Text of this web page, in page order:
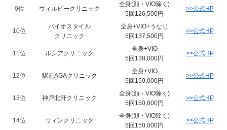
9位 ウィルビークリニック
全身(顔・VIO除く)
5回126,500円
>>公式HP
10位
バイオスタイル
クリニック
全身+VIO+うなじ
5回137,500円
>>公式HP
11位 ルシアクリニック
全身+VIO
5回138,000円
>>公式HP
12位 駅前AGAクリニック
全身+VIO
5回150,000円
>>公式HP
13位 神戸北野クリニック
全身(顔・VIO除く)
5回150,000円
>>公式HP
14位 ウィンクリニック
全身(顔・VIO除く)
5回150,000円
>>公式HP